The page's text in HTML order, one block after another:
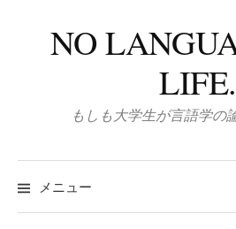
NO
LIFE.
もしも大学生が言語学の
メニュー